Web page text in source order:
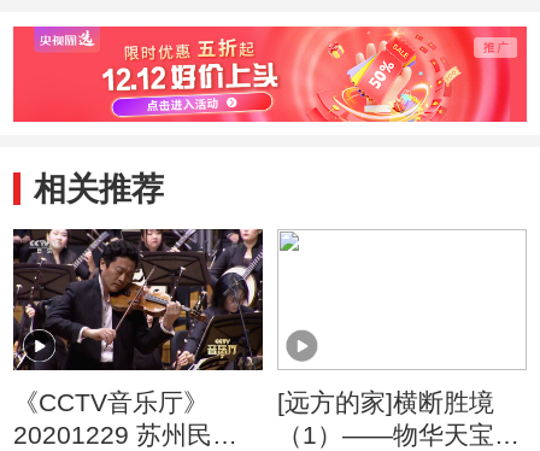
相关推荐
《CCTV音乐厅》
20201229 苏州民族
[远方的家]横断胜境
（1）——物华天宝话